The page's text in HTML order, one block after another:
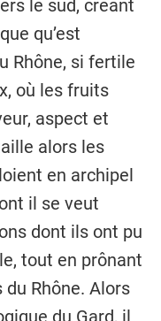
le sud, créant
qu’est
Rhône, si fertile
où les fruits
aspect et
alors les
en archipel
il se veut
dont ils ont pu
tout en prônant
Rhône. Alors
du Gard, il